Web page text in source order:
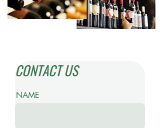
CONTACT US
NAME